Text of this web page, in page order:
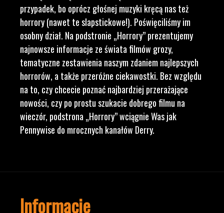
przypadek, bo oprócz głośnej muzyki kręcą nas też
horrory (nawet te slapstickowe!). Poświęciliśmy im
osobny dział. Na podstronie „Horrory” prezentujemy
najnowsze informacje ze świata filmów grozy,
tematyczne zestawienia naszym zdaniem najlepszych
horrorów, a także przeróżne ciekawostki. Bez względu
na to, czy chcecie poznać najbardziej przerażające
nowości, czy po prostu szukacie dobrego filmu na
wieczór, podstrona „Horrory” wciągnie Was jak
Pennywise do mrocznych kanałów Derry.
Informacje